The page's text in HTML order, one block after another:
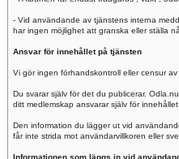
- Vid användande av tjänstens interna
har ingen möjlighet att granska eller ställa
Ansvar för innehållet på tjänsten
Vi gör ingen förhandskontroll eller censur
Du svarar själv för det du publicerar.
ditt medlemskap ansvarar själv för
Den information du lägger ut vid
får inte strida mot användarvillkoren eller
Informationen som läggs in vid